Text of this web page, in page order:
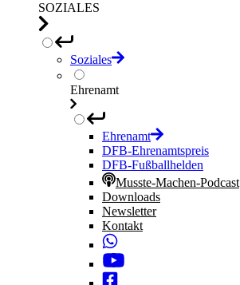
SOZIALES
Soziales
Ehrenamt
Ehrenamt
DFB-Ehrenamtspreis
DFB-Fußballhelden
Musste-Machen-Podcast
Downloads
Newsletter
Kontakt